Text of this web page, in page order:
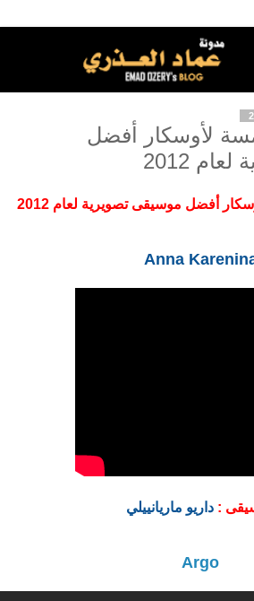
لأوسكار أفضل
2012
أفضل موسيقى تصويرية لعام 2012
Anna
: داريو ماريانييلي
Argo